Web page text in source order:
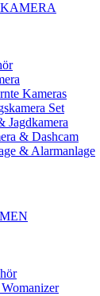
Kameras
Set
Jagdkamera
& Dashcam
& Alarmanlage